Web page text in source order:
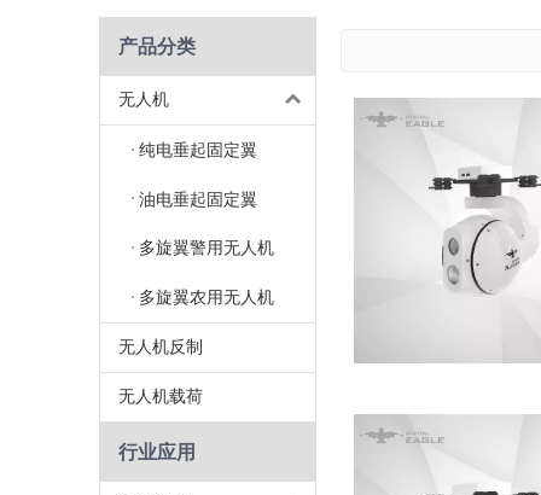
产品分类
无人机
纯电垂起固定翼
油电垂起固定翼
多旋翼警用无人机
多旋翼农用无人机
无人机反制
无人机载荷
行业应用